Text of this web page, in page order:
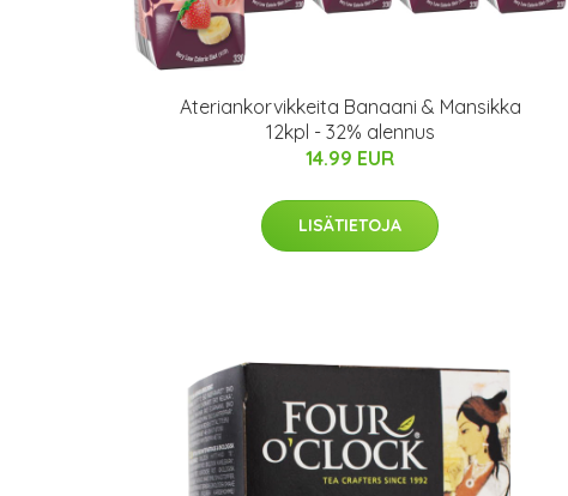
Ateriankorvikkeita Banaani & Mansikka
12kpl - 32% alennus
14.99 EUR
LISÄTIETOJA